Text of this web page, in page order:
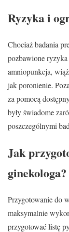
Ryzyka i
Chociaż badania
pozbawione
amniopunkcja,
jak poronienie.
za pomocą
były świadome
poszczególnymi
Jak
ginekologa?
Przygotowanie do
maksymalnie
przygotować listę